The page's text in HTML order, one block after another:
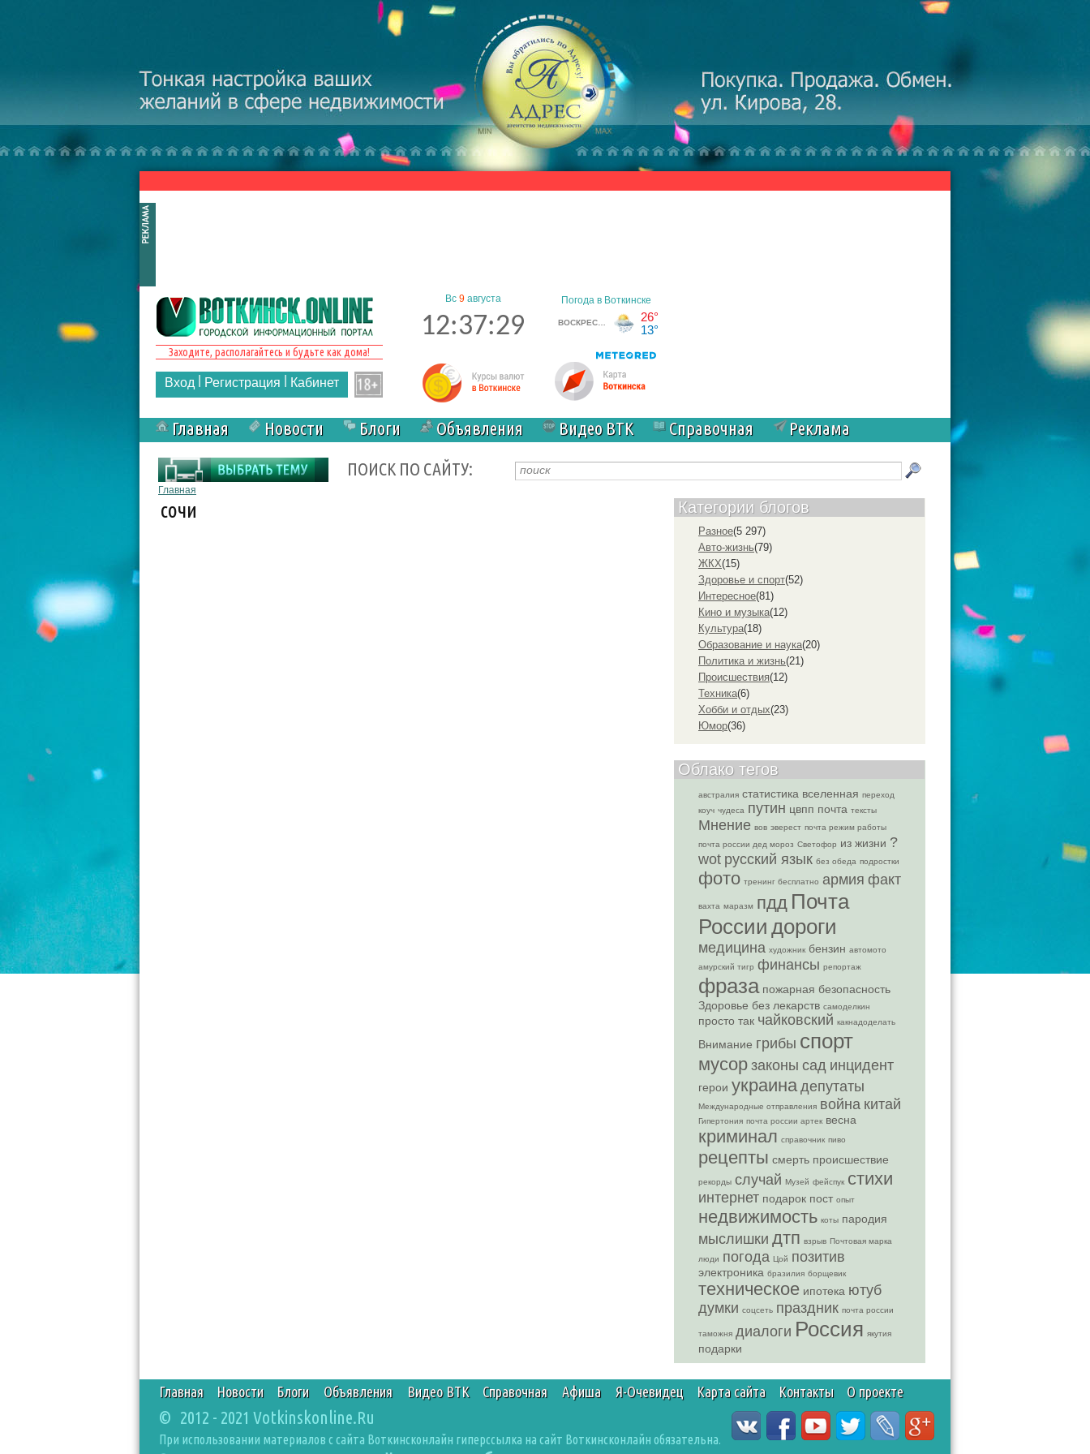
Заходите, располагайтесь и будьте как дома!
Вход Регистрация Кабинет
Вс 9августа
12:37:29
Главная Новости Блоги Объявления Видео ВТК Справочная
Реклама
ПОИСК ПО САЙТУ:
Форма поиска
Вы здесь
Главная
сочи Категории блогов
Разное(5 297)
Авто-жизнь(79)
ЖКХ(15)
Здоровье и спорт(52)
Интересное(81)
Кино и музыка(12)
Культура(18)
Образование и наука(20)
Политика и жизнь(21)
Проиcшествия(12)
Техника(6)
Хобби и отдых(23)
Юмор(36)
Облако тегов
австралия статистика вселенная переход
коуч чудеса путин цвпп почта тексты
Мнение вов эверест почта режим работы
почта россии дед мороз Светофор из жизни ?
wot русский язык без обеда подростки
фото тренинг бесплатно армия факт
вахта маразм пдд Почта
России дороги
медицина художник бензин автомото
амурский тигр финансы репортаж
фраза пожарная безопасность
Здоровье без лекарств самоделкин
просто так чайковский какнадоделать
Внимание грибы спорт
мусор законы сад инцидент
герои украина депутаты
Международные отправления война китай
Гипертония почта россии артек весна
криминал справочник пиво
рецепты смерть происшествие
рекорды случай Музей фейспук стихи
интернет подарок пост опыт
недвижимость коты пародия
мыслишки дтп взрыв Почтовая марка
люди погода Цой позитив
электроника бразилия борщевик
техническое ипотека ютуб
думки соцсеть праздник почта россии
таможня диалоги Россия якутия
подарки
Главная Новости Блоги Объявления Видео ВТК Справочная Афиша Я-Очевидец Карта сайта Контакты О проекте
© 2012 - 2021 Votkinskonline.Ru
При использовании материалов с сайта Воткинсконлайн гиперссылка на сайт Воткинсконлайн обязательна.